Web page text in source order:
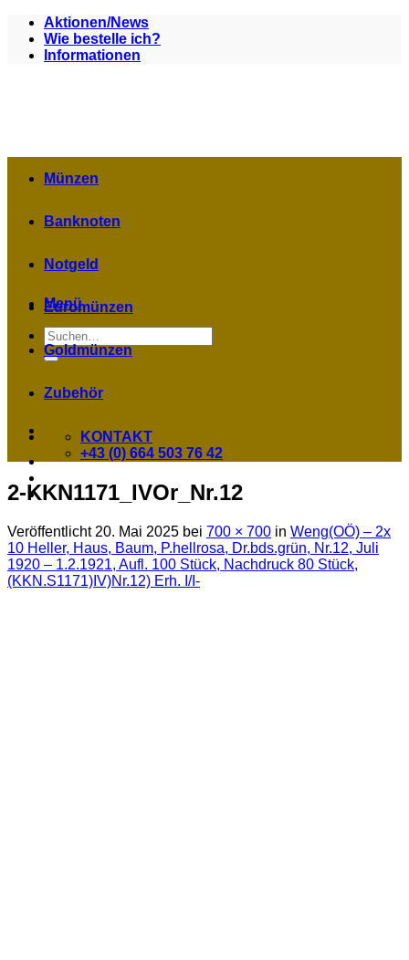
Zum
Inhalt
springen
Aktionen/News
Wie bestelle ich?
Informationen
Menü
Suchen
nach:
Münzen
Banknoten
Notgeld
Euromünzen
Goldmünzen
Zubehör
KONTAKT
+43 (0) 664 503 76 42
2-KKN1171_IVOr_Nr.12
Veröffentlicht 20. Mai 2025 bei 700 × 700 in Weng(OÖ) – 2x
10 Heller, Haus, Baum, P.hellrosa, Dr.bds.grün, Nr.12, Juli
1920 – 1.2.1921, Aufl. 100 Stück, Nachdruck 80 Stück,
(KKN.S1171)IV)Nr.12) Erh. I/I-